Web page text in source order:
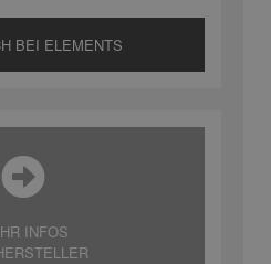
BEI ELEMENTS
INFOS